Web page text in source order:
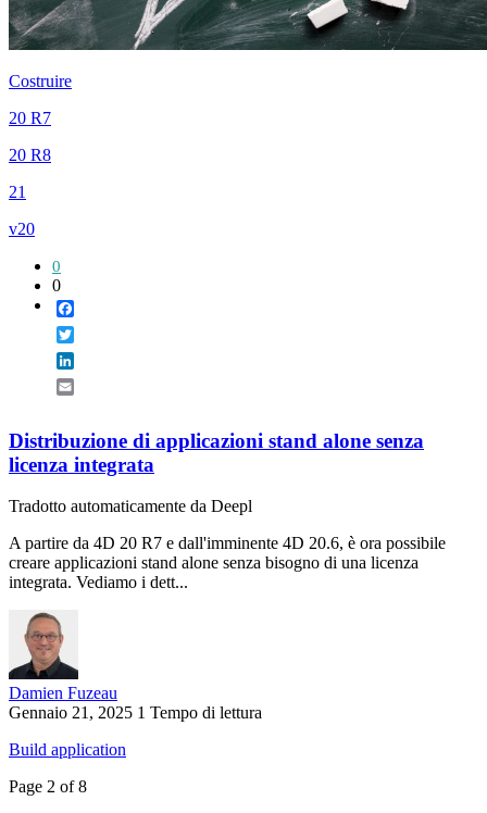
Costruire
20 R7
20 R8
21
v20
0
0
Distribuzione di applicazioni stand alone senza
licenza integrata
Tradotto automaticamente da Deepl
A partire da 4D 20 R7 e dall'imminente 4D 20.6, è ora possibile
creare applicazioni stand alone senza bisogno di una licenza
integrata. Vediamo i dett...
Damien Fuzeau
Gennaio 21, 2025 1 Tempo di lettura
Build application
Page 2 of 8